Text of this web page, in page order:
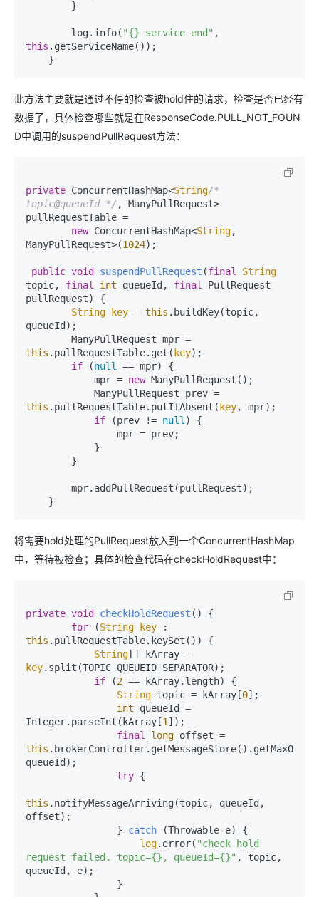
        log.info(
"{} service end"
this .getServiceName());
此方法主要就是通过不停的检查被hold住的请求，检查是否已经有
数据了，具体检查哪些就是在ResponseCode.PULL_NOT_FOUN
D中调用的suspendPullRequest方法：
private ConcurrentHashMap<String/*
topic@queueId */ , ManyPullRequest>
pullRequestTable =
new ConcurrentHashMap<String,
ManyPullRequest>(1024);
public void suspendPullRequest (final
String
topic, final int queueId, final
PullRequest
pullRequest) {
String
key = this . buildKey(topic,
queueId);
this . pullRequestTable. get ( key);
if (null
== mpr) {
            mpr =
new ManyPullRequest ();
this . pullRequestTable. putIfAbsent ( key, mpr);
if (prev != null ) {
        mpr.
addPullRequest (pullRequest);
将需要hold处理的PullRequest放入到一个ConcurrentHashMap
中，等待被检查；具体的检查代码在checkHoldRequest中：
private void checkHoldRequest () {
for (String key
this . pullRequestTable. keySet ()) {
String
key. split (TOPIC_QUEUEID_SEPARATOR);
if (2 == kArray. length) {
String topic = kArray[0];
int queueId =
Integer. parseInt (kArray[1 ]);
final
long
this . brokerController. getMessageStore().
queueId);
try {
this . notifyMessageArriving(topic, queueId,
offset);
                }
catch (Throwable e) {
log. error( "check hold
request failed. topic={}, queueId={}" , topic,
queueId, e);